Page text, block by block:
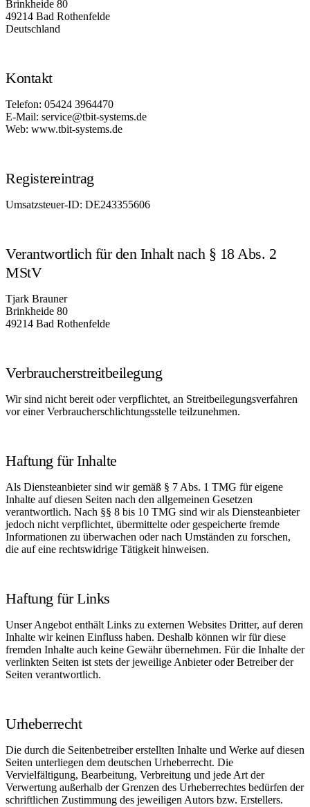
Brinkheide 80
49214 Bad Rothenfelde
Deutschland
Kontakt
Telefon: 05424 3964470
E-Mail: service@tbit-systems.de
Web: www.tbit-systems.de
Registereintrag
Umsatzsteuer-ID: DE243355606
Verantwortlich für den Inhalt nach § 18 Abs. 2
MStV
Tjark Brauner
Brinkheide 80
49214 Bad Rothenfelde
Verbraucherstreitbeilegung
Wir sind nicht bereit oder verpflichtet, an Streitbeilegungsverfahren
vor einer Verbraucherschlichtungsstelle teilzunehmen.
Haftung für Inhalte
Als Diensteanbieter sind wir gemäß § 7 Abs. 1 TMG für eigene
Inhalte auf diesen Seiten nach den allgemeinen Gesetzen
verantwortlich. Nach §§ 8 bis 10 TMG sind wir als Diensteanbieter
jedoch nicht verpflichtet, übermittelte oder gespeicherte fremde
Informationen zu überwachen oder nach Umständen zu forschen,
die auf eine rechtswidrige Tätigkeit hinweisen.
Haftung für Links
Unser Angebot enthält Links zu externen Websites Dritter, auf deren
Inhalte wir keinen Einfluss haben. Deshalb können wir für diese
fremden Inhalte auch keine Gewähr übernehmen. Für die Inhalte der
verlinkten Seiten ist stets der jeweilige Anbieter oder Betreiber der
Seiten verantwortlich.
Urheberrecht
Die durch die Seitenbetreiber erstellten Inhalte und Werke auf diesen
Seiten unterliegen dem deutschen Urheberrecht. Die
Vervielfältigung, Bearbeitung, Verbreitung und jede Art der
Verwertung außerhalb der Grenzen des Urheberrechtes bedürfen der
schriftlichen Zustimmung des jeweiligen Autors bzw. Erstellers.